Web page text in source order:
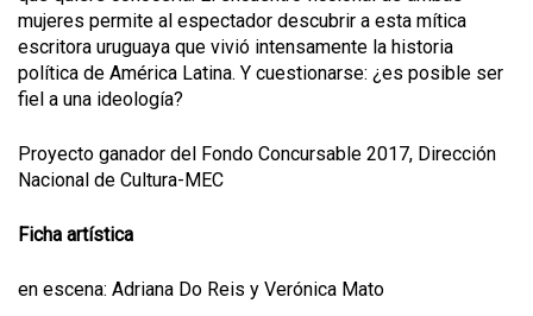
mujeres permite al espectador descubrir a esta mítica
escritora uruguaya que vivió intensamente la historia
política de América Latina. Y cuestionarse: ¿es posible ser
fiel a una ideología?
Proyecto ganador del Fondo Concursable 2017, Dirección
Nacional de Cultura-MEC
Ficha artística
en escena: Adriana Do Reis y Verónica Mato